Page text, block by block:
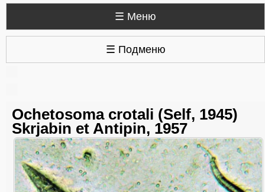
☰ Меню
☰ Подменю
Ochetosoma crotali (Self, 1945)
Skrjabin et Antipin, 1957